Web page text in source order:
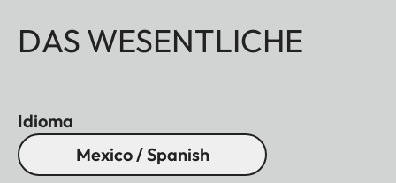
DAS WESENTLICHE
Idioma
Mexico / Spanish